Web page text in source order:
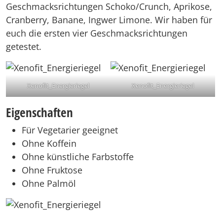
Geschmacksrichtungen Schoko/Crunch, Aprikose,
Cranberry, Banane, Ingwer Limone. Wir haben für
euch die ersten vier Geschmacksrichtungen
getestet.
Xenofit_Energieriegel Xenofit_Energieriegel
Eigenschaften
Für Vegetarier geeignet
Ohne Koffein
Ohne künstliche Farbstoffe
Ohne Fruktose
Ohne Palmöl